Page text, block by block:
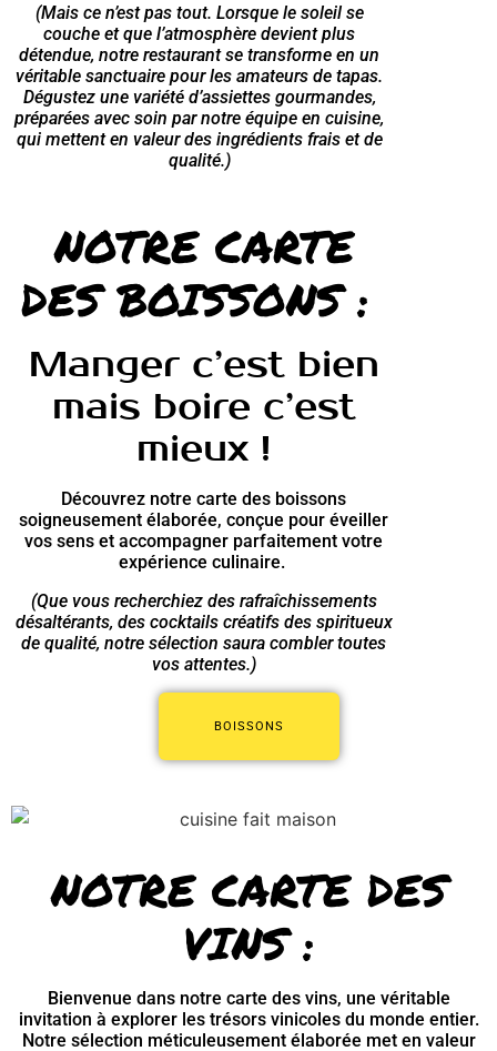
(Mais ce n’est pas tout. Lorsque le soleil se
couche et que l’atmosphère devient plus
détendue, notre restaurant se transforme en un
véritable sanctuaire pour les amateurs de tapas.
Dégustez une variété d’assiettes gourmandes,
préparées avec soin par notre équipe en cuisine,
qui mettent en valeur des ingrédients frais et de
qualité.)
NOTRE CARTE
DES BOISSONS :
Manger c’est bien
mais boire c’est
mieux !
Découvrez notre carte des boissons
soigneusement élaborée, conçue pour éveiller
vos sens et accompagner parfaitement votre
expérience culinaire.
(Que vous recherchiez des rafraîchissements
désaltérants, des cocktails créatifsdes spiritueux
de qualité, notre sélection saura combler toutes
vos attentes.)
BOISSONS
NOTRE CARTE DES
VINS :
Bienvenue dans notre carte des vins, une véritable
invitation à explorer les trésors vinicoles du monde entier.
Notre sélection méticuleusement élaborée met en valeur